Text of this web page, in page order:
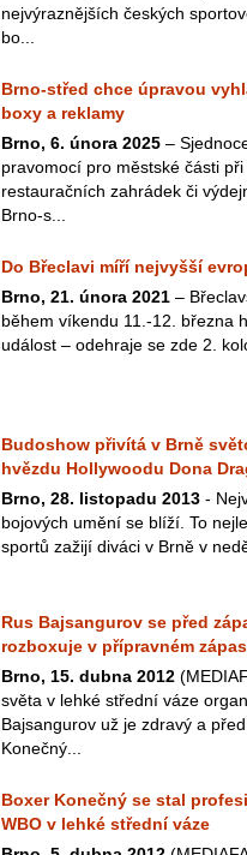
nejvýraznějších českých
bo...
Brno-střed chce úpravou
boxy a reklamy
Brno, 6. února 2025 –
pravomocí pro městské části
restauračních zahrádek či
Brno-s...
Do Břeclavi míří nejvyšší
Brno, 21. února 2021 –
během víkendu 11.-12. března
událost – odehraje se zde 2.
Budoshow přivítá v Brně
hvězdu Hollywoodu Dona
Brno, 28. listopadu 2013 -
bojových umění se blíží. To
sportů zažijí diváci v Brně v
Rus Bajsangurov se před
rozboxuje v přípravném
Brno, 15. dubna 2012
světa v lehké střední váze
Bajsangurov už je zdravý a
Konečný...
Boxer Konečný se stal
WBO v lehké střední váze